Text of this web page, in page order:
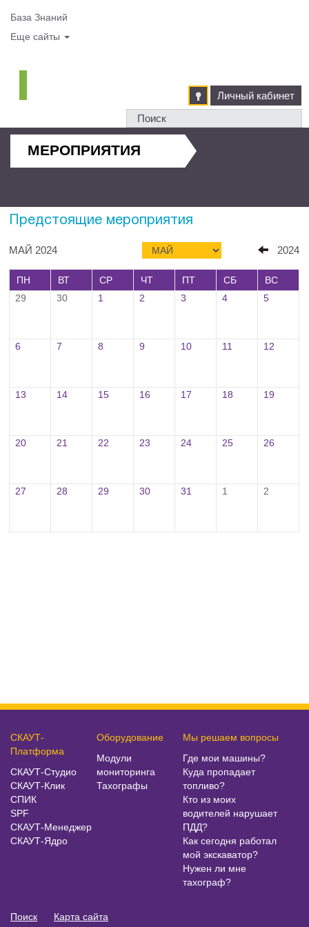
База Знаний
Еще сайты
Личный кабинет
МЕРОПРИЯТИЯ
Предстоящие мероприятия
МАЙ 2024 2024
ПН ВТ СР ЧТ ПТ СБ
ВС
29
30 1 2 3 4 5
6 7 8 9 10 11 12
13 14 15 16 17 18 19
20 21 22 23 24 25 26
27 28 29 30 31 1 2
СКАУТ-
Платформа
СКАУТ-Студио
СКАУТ-Клик
СПИК
SPF
СКАУТ-Менеджер
СКАУТ-Ядро
Оборудование
Модули
мониторинга
Тахографы
Мы решаем вопросы
Где мои машины?
Куда пропадает
топливо?
Кто из моих
водителей нарушает
ПДД?
Как сегодня работал
мой экскаватор?
Нужен ли мне
тахограф?
Поиск Карта сайта